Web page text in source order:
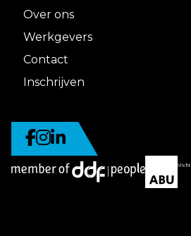
Over ons
Werkgevers
Contact
Inschrijven